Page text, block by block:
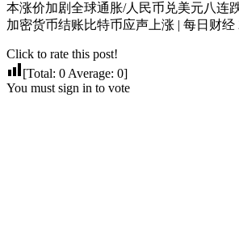
本涨价加剧全球通胀/人民币兑美元八连
加密货币结账比特币应声上涨 | 每日财经
Click to rate this post!
[Total: 0 Average: 0]
You must sign in to vote